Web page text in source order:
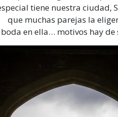
tiene nuestra ciudad,
que muchas parejas la
en ella… motivos hay